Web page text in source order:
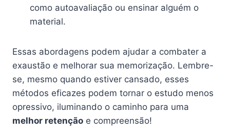
como autoavaliação ou ensinar alguém o
material.
Essas abordagens podem ajudar a combater a
exaustão e melhorar sua memorização. Lembre-
se, mesmo quando estiver cansado, esses
métodos eficazes podem tornar o estudo menos
opressivo, iluminando o caminho para uma
melhor retenção e compreensão!